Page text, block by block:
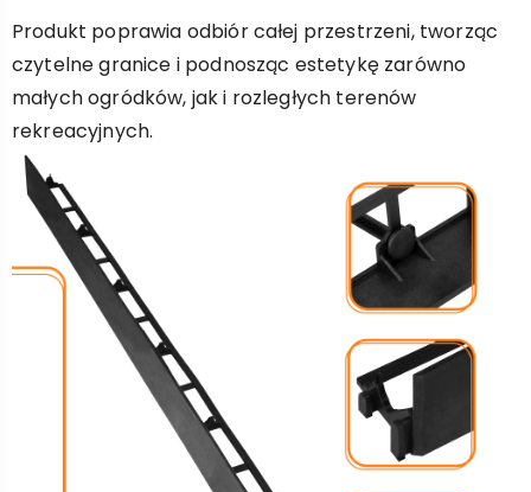
Produkt poprawia odbiór całej przestrzeni, tworząc
czytelne granice i podnosząc estetykę zarówno
małych ogródków, jak i rozległych terenów
rekreacyjnych.